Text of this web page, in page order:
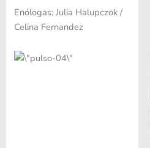
Enólogas: Julia Halupczok /
Celina Fernandez